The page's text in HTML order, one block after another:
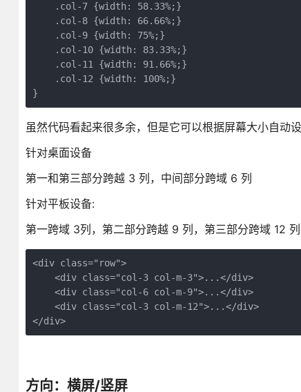
    .col-7 {width: 58.33%;}
    .col-8 {width: 66.66%;}
    .col-9 {width: 75%;}
    .col-10 {width: 83.33%;}
    .col-11 {width: 91.66%;}
    .col-12 {width: 100%;}
}
虽然代码看起来很多余，但是它可以根据屏幕大小自动
针对桌面设备
第一和第三部分跨越 3 列，中间部分跨域 6 列
针对平板设备:
第一跨域 3列，第二部分跨越 9 列，第三部分跨域 12 列
<div class="row">
    <div class="col-3 col-m-3">...</div>
    <div class="col-6 col-m-9">...</div>
    <div class="col-3 col-m-12">...</div>
</div>
方向：横屏/竖屏